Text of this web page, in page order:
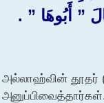
‏”‏ أَبُوهَا ‏”‏ ‏.‏
அல்லாஹ்வின் தூதர்